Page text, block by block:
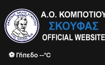
⚽ Γήπεδο --°C